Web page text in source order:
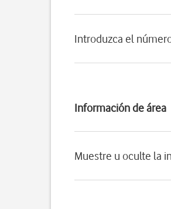
Introduzca el
Información de área
Muestre u oculte la